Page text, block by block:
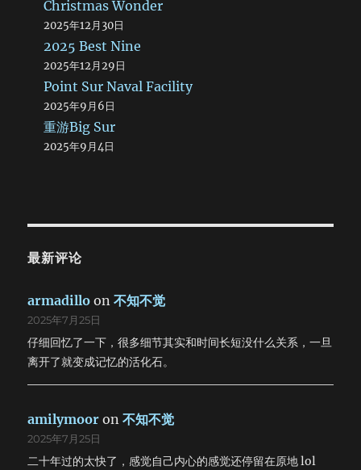
Christmas Wonder
2025年12月30日
2025 Best Nine
2025年12月29日
Point Sur Naval Facility
2025年9月6日
重游Big Sur
2025年9月4日
最新评论
armadillo on不知不觉
2025年7月25日
仔细回忆了一下，很多细节其实和时间长短没什么关系，一旦
离开了就变成记忆的活化石。
amilymoor on不知不觉
2025年7月25日
二十年过的太快了，感觉自己内心的感觉还停留在原地 lol